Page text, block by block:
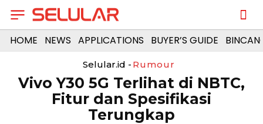
HOME NEWS APPLICATIONS BUYER’S GUIDE
Selular.id - Rumour
Vivo Y30 5G Terlihat di NBTC,
Fitur dan Spesifikasi
Terungkap